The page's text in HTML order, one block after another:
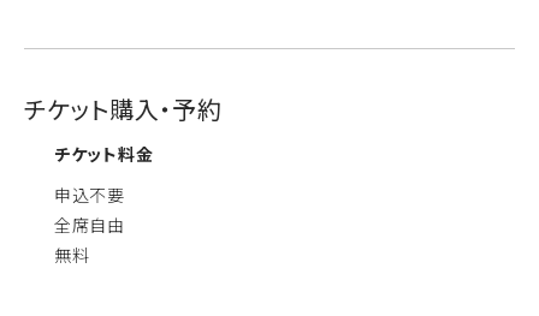
チケット購入・予約
チケット料金
申込不要
全席自由
無料